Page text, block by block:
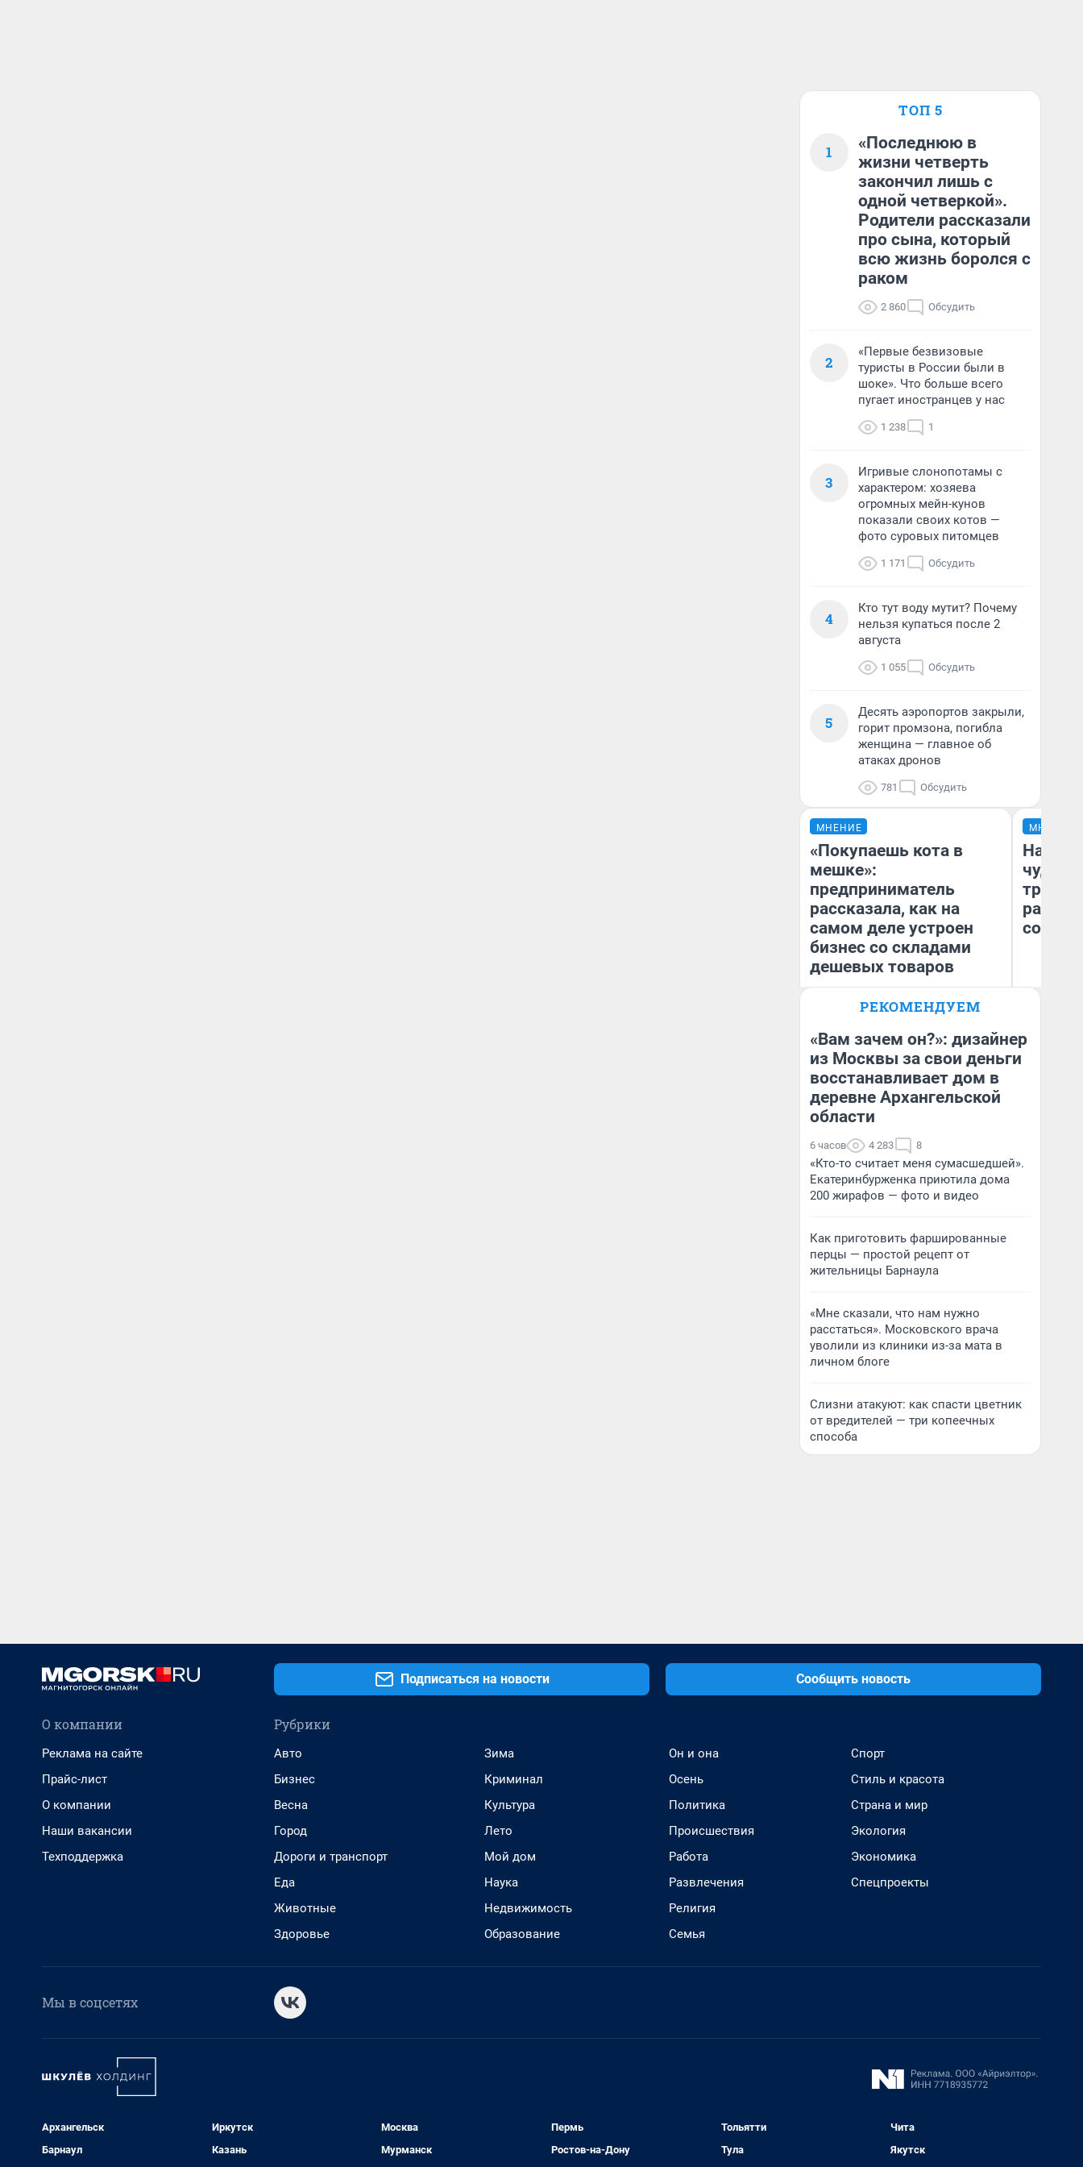
ТОП 5
1
«Последнюю в
жизни четверть
закончил лишь с
одной четверкой».
Родители рассказали
про сына, который
всю жизнь боролся с
раком
2 860 Обсудить
2
«Первые безвизовые
туристы в России были в
шоке». Что больше всего
пугает иностранцев у нас
1 238 1
3
Игривые слонопотамы с
характером: хозяева
огромных мейн-кунов
показали своих котов —
фото суровых питомцев
1 171 Обсудить
4
Кто тут воду мутит? Почему
нельзя купаться после 2
августа
1 055 Обсудить
5
Десять аэропортов закрыли,
горит промзона, погибла
женщина — главное об
атаках дронов
781 Обсудить
МНЕНИЕ
«Покупаешь кота в
мешке»:
предприниматель
рассказала, как на
самом деле устроен
бизнес со складами
дешевых товаров
Наталья Шорохова
деньги соцразвития
МНЕНИЕ
чудом
РЕКОМЕНДУЕМ
«Вам зачем он?»: дизайнер
из Москвы за свои деньги
восстанавливает дом в
деревне Архангельской
области
6 часов 4 283 8
«Кто-то считает меня сумасшедшей».
Екатеринбурженка приютила дома
200 жирафов — фото и видео
Как приготовить фаршированные
перцы — простой рецепт от
жительницы Барнаула
«Мне сказали, что нам нужно
расстаться». Московского врача
уволили из клиники из-за мата в
личном блоге
Слизни атакуют: как спасти цветник
от вредителей — три копеечных
способа
Подписаться на новости Сообщить новость
О компании
Реклама на сайте
Прайс-лист
О компании
Наши вакансии
Техподдержка
Рубрики
Авто
Бизнес
Весна
Город
Дороги и транспорт
Еда
Животные
Здоровье
Зима
Криминал
Культура
Лето
Мой дом
Наука
Недвижимость
Образование
Он и она
Осень
Политика
Происшествия
Работа
Развлечения
Религия
Семья
Спорт
Стиль и красота
Страна и мир
Экология
Экономика
Спецпроекты
Мы в соцсетях
Архангельск
Барнаул
Иркутск
Казань
Москва
Мурманск
Пермь
Ростов-на-Дону
Тольятти
Тула
Чита
Якутск